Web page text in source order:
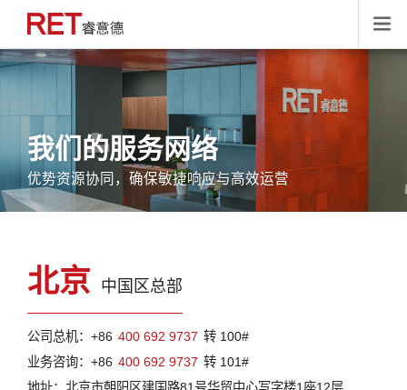

我们的服务网络
优势资源协同，确保敏捷响应与高效运营
北京 中国区总部
公司总机：+86 400 692 9737 转 100#
业务咨询：+86 400 692 9737 转 101#
地址：北京市朝阳区建国路81号华贸中心写字楼1座12层